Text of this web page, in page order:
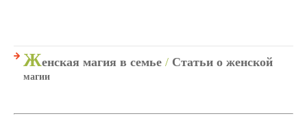
Женская магия в семье / Статьи о женской
магии